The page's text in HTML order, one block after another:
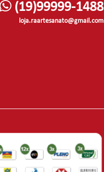
(19)99999-1488
loja.raartesanato@gmail.com